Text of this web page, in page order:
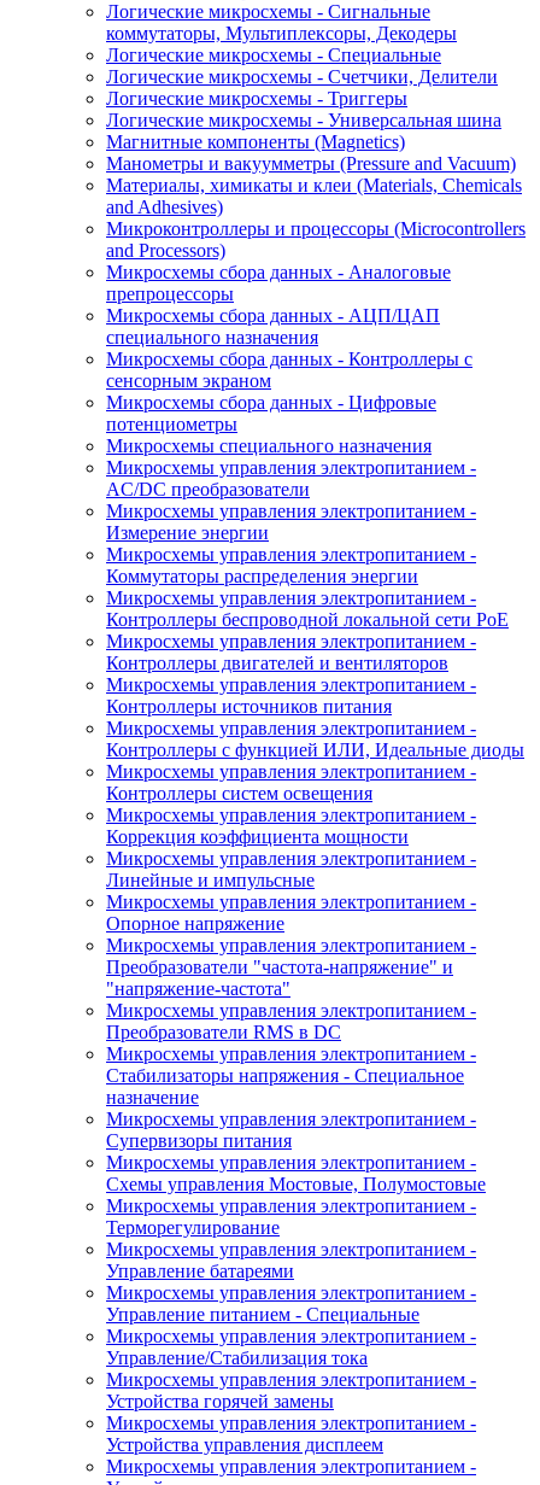
Логические микросхемы - Сигнальные
коммутаторы, Мультиплексоры, Декодеры
Логические микросхемы - Специальные
Логические микросхемы - Счетчики, Делители
Логические микросхемы - Триггеры
Логические микросхемы - Универсальная шина
Магнитные компоненты (Magnetics)
Манометры и вакуумметры (Pressure and Vacuum)
Материалы, химикаты и клеи (Materials, Chemicals
and Adhesives)
Микроконтроллеры и процессоры (Microcontrollers
and Processors)
Микросхемы сбора данных - Аналоговые
препроцессоры
Микросхемы сбора данных - АЦП/ЦАП
специального назначения
Микросхемы сбора данных - Контроллеры с
сенсорным экраном
Микросхемы сбора данных - Цифровые
потенциометры
Микросхемы специального назначения
Микросхемы управления электропитанием -
AC/DC преобразователи
Микросхемы управления электропитанием -
Измерение энергии
Микросхемы управления электропитанием -
Коммутаторы распределения энергии
Микросхемы управления электропитанием -
Контроллеры беспроводной локальной сети PoE
Микросхемы управления электропитанием -
Контроллеры двигателей и вентиляторов
Микросхемы управления электропитанием -
Контроллеры источников питания
Микросхемы управления электропитанием -
Контроллеры с функцией ИЛИ, Идеальные диоды
Микросхемы управления электропитанием -
Контроллеры систем освещения
Микросхемы управления электропитанием -
Коррекция коэффициента мощности
Микросхемы управления электропитанием -
Линейные и импульсные
Микросхемы управления электропитанием -
Опорное напряжение
Микросхемы управления электропитанием -
Преобразователи "частота-напряжение" и
"напряжение-частота"
Микросхемы управления электропитанием -
Преобразователи RMS в DC
Микросхемы управления электропитанием -
Стабилизаторы напряжения - Специальное
назначение
Микросхемы управления электропитанием -
Супервизоры питания
Микросхемы управления электропитанием -
Схемы управления Мостовые, Полумостовые
Микросхемы управления электропитанием -
Терморегулирование
Микросхемы управления электропитанием -
Управление батареями
Микросхемы управления электропитанием -
Управление питанием - Специальные
Микросхемы управления электропитанием -
Управление/Стабилизация тока
Микросхемы управления электропитанием -
Устройства горячей замены
Микросхемы управления электропитанием -
Устройства управления дисплеем
Микросхемы управления электропитанием -